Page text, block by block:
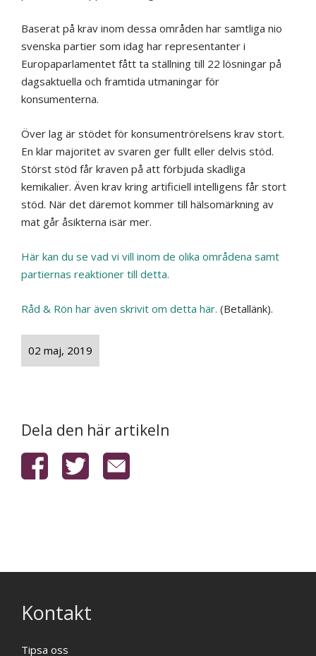
Baserat på krav inom dessa områden har samtliga nio
svenska partier som idag har representanter i
Europaparlamentet fått ta ställning till 22 lösningar på
dagsaktuella och framtida utmaningar för
konsumenterna.
Över lag är stödet för konsumentrörelsens krav stort.
En klar majoritet av svaren ger fullt eller delvis stöd.
Störst stöd får kraven på att förbjuda skadliga
kemikalier. Även krav kring artificiell intelligens får stort
stöd. När det däremot kommer till hälsomärkning av
mat går åsikterna isär mer.
Här kan du se vad vi vill inom de olika områdena samt
partiernas reaktioner till detta.
Råd & Rön har även skrivit om detta här. (Betallänk).
02 maj, 2019
Dela den här artikeln
Kontakt
Tipsa oss